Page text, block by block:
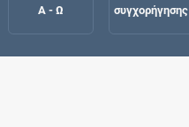
Α - Ω
συγχορήγησης